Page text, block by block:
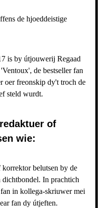
de hjoeddeistige
is by útjouwerij Regaad
de bestseller fan
oer freonskip dy't troch de
steld wurdt.
of
wie:
belutsen by de
In prachtich
in kollega-skriuwer mei
fan dy útjeften.